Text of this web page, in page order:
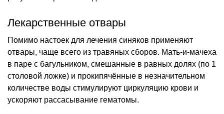
Лекарственные отвары
Помимо настоек для лечения синяков применяют
отвары, чаще всего из травяных сборов. Мать-и-мачеха
в паре с багульником, смешанные в равных долях (по 1
столовой ложке) и прокипячённые в незначительном
количестве воды стимулируют циркуляцию крови и
ускоряют рассасывание гематомы.